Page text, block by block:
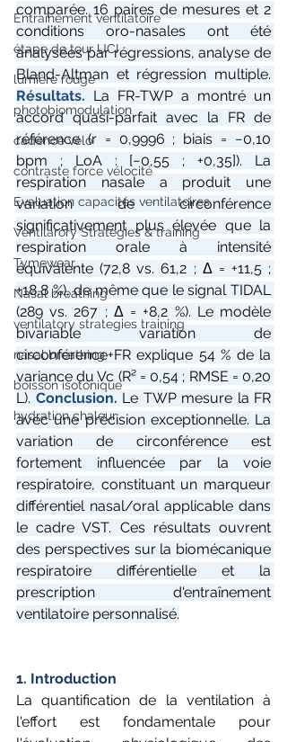
Entrainement ventilatoire
étape de tour UCI
lumière rouge
photobiomodulation
cadence vélo
contraste force vélocité
Evaluation capacités ventilatoires
Ventilarory Strategies & training
Tymewear
Nasal breathing
ventilatory strategies training
nasal breathing
boisson isotonique
hydration chaleur
comparée. 16 paires de mesures et 2
conditions oro-nasales ont été
analysées par régressions, analyse de
Bland-Altman et régression multiple.
Résultats. La FR-TWP a montré un
accord quasi-parfait avec la FR de
référence (r = 0,9996 ; biais = −0,10
bpm ; LoA : [−0,55 ; +0,35]). La
respiration nasale a produit une
variation de circonférence
significativement plus élevée que la
respiration orale à intensité
équivalente (72,8 vs. 61,2 ; Δ = +11,5 ;
+18,8 %), de même que le signal TIDAL
(289 vs. 267 ; Δ = +8,2 %). Le modèle
bivariable variation de
circonférence+FR explique 54 % de la
variance du Vc (R² = 0,54 ; RMSE = 0,20
L). Conclusion. Le TWP mesure la FR
avec une précision exceptionnelle. La
variation de circonférence est
fortement influencée par la voie
respiratoire, constituant un marqueur
différentiel nasal/oral applicable dans
le cadre VST. Ces résultats ouvrent
des perspectives sur la biomécanique
respiratoire différentielle et la
prescription d'entraînement
ventilatoire personnalisé.
1. Introduction
La quantification de la ventilation à
l'effort est fondamentale pour